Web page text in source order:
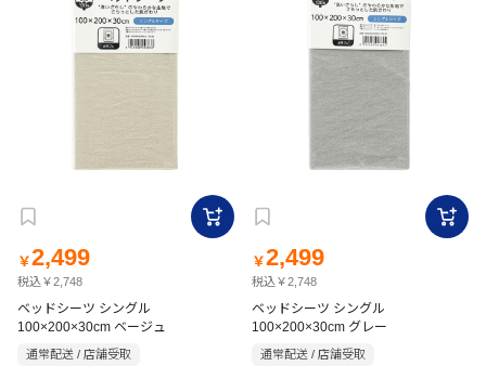
￥2,499
税込￥2,748
ベッドシーツ シングル
100×200×30cm ベージュ
通常配送 / 店舗受取
￥2,499
税込￥2,748
ベッドシーツ シングル
100×200×30cm グレー
通常配送 / 店舗受取